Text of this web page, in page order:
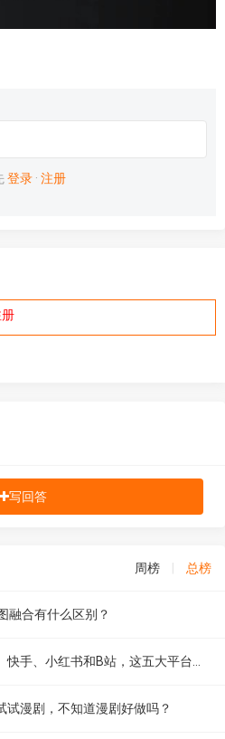
登录 · 注册
写回答
周榜 总榜
融合有什么区别？
试漫剧，不知道漫剧好做吗？